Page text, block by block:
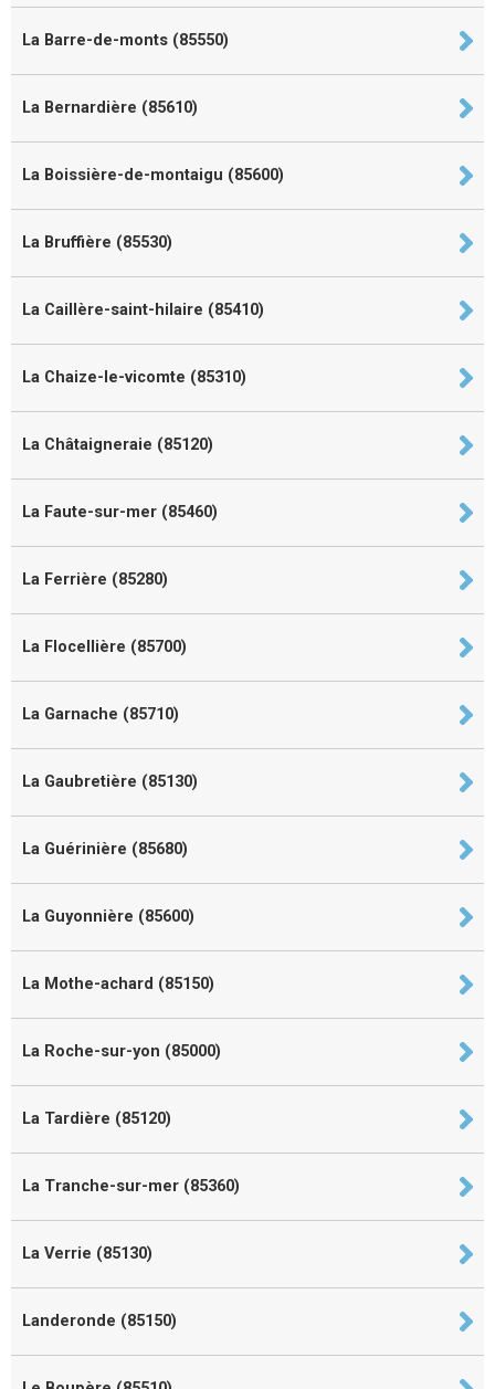
La Barre-de-monts (85550)
La Bernardière (85610)
La Boissière-de-montaigu (85600)
La Bruffière (85530)
La Caillère-saint-hilaire (85410)
La Chaize-le-vicomte (85310)
La Châtaigneraie (85120)
La Faute-sur-mer (85460)
La Ferrière (85280)
La Flocellière (85700)
La Garnache (85710)
La Gaubretière (85130)
La Guérinière (85680)
La Guyonnière (85600)
La Mothe-achard (85150)
La Roche-sur-yon (85000)
La Tardière (85120)
La Tranche-sur-mer (85360)
La Verrie (85130)
Landeronde (85150)